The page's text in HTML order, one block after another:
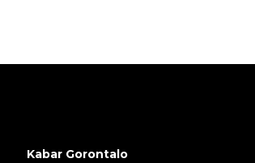
Kabar Gorontalo